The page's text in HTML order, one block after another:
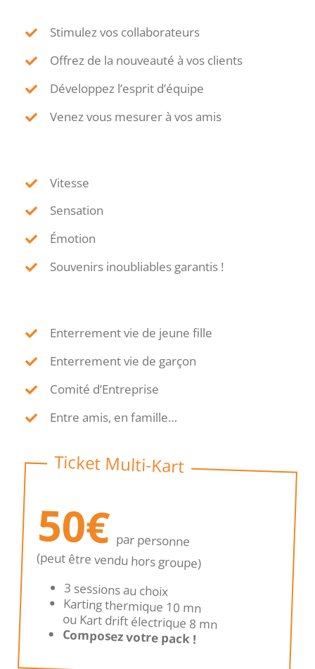
Stimulez vos collaborateurs
Offrez de la nouveauté à vos clients
Développez l’esprit d’équipe
Venez vous mesurer à vos amis
Vitesse
Sensation
Émotion
Souvenirs inoubliables garantis !
Enterrement vie de jeune fille
Enterrement vie de garçon
Comité d’Entreprise
Entre amis, en famille…
Ticket Multi-Kart
50€ par personne
(peut être vendu hors groupe)
3 sessions au choix
Karting thermique 10 mn
ou Kart drift électrique 8 mn
Composez votre pack !